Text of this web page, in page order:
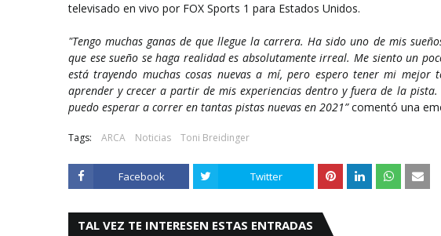
televisado en vivo por FOX Sports 1 para Estados Unidos.
"Tengo muchas ganas de que llegue la carrera. Ha sido uno de mis
que ese sueño se haga realidad es absolutamente irreal. Me siento un
está trayendo muchas cosas nuevas a mí, pero espero tener mi
aprender y crecer a partir de mis experiencias dentro y fuera de la
puedo esperar a correr en tantas pistas nuevas en 2021”comentó una
Tags: ARCA Noticias Toni Breidinger
Facebook Twitter
TAL VEZ TE INTERESEN ESTAS ENTRADAS